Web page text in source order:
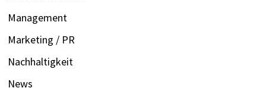
Management
Marketing / PR
Nachhaltigkeit
News